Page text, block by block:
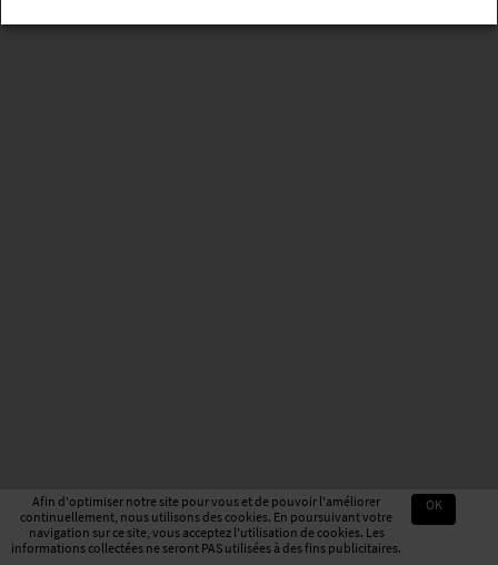
Afin d'optimiser notre site pour vous et de pouvoir l'améliorer
continuellement, nous utilisons des cookies. En poursuivant votre
navigation sur ce site, vous acceptez l'utilisation de cookies. Les
informations collectées ne seront PAS utilisées à des fins publicitaires.
OK